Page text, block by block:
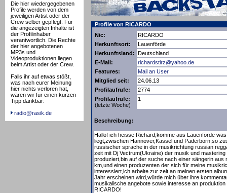
Die hier wiedergegebenen
Profile werden von dem
jeweiligen Artist oder der
Crew selber gepflegt. Für
die angezeigten Inhalte ist
der Profilinhaber
verantwortlich. Die Rechte
der hier angebotenen
MP3s und
Videoproduktionen liegen
beim Artist oder der Crew.
Falls ihr auf etwas stößt,
was nach eurer Meinung
hier nichts verloren hat,
wären wir für einen kurzen
Tipp dankbar:
radio@rasik.de
Profile von RICARDO
Nic:
RICARDO
Herkunftsort:
Lauenförde
Herkunftsland: Deutschland
E-Mail:
richardstirz@yahoo.de
Features:
Mail an User
Mitglied seit:
24.06.13
Profilaufrufe:
2774
Profilaufrufe:
(letzte Woche)
1
Beschreibung:
Hallo! ich heisse Richard,komme aus Lauenförde
liegt,zwischen Hannover,Kassel und Paderborn,so
russischer sprache in der musikrichtung russian
zeit mit Dj Vectrum(Ukraine) der musik und
produziert,bin auf der suche nach einer sängerin aus
km,und einen produzenten der sich für meine
interessiert,ich arbeite zur zeit an meinen ersten
Jahr erscheinen wird,würde mich über ihre
musikalische angebote sowie interesse an
RICARDO!